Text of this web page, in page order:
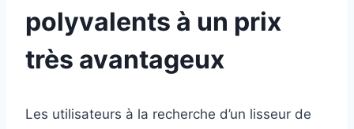
polyvalents à un prix
très avantageux
Les utilisateurs à la recherche d’un lisseur de